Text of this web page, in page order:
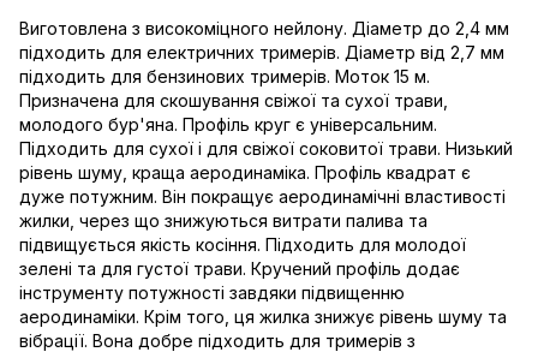
Виготовлена з високоміцного нейлону. Діаметр до 2,4 мм
підходить для електричних тримерів. Діаметр від 2,7 мм
підходить для бензинових тримерів. Моток 15 м.
Призначена для скошування свіжої та сухої трави,
молодого бур'яна. Профіль круг є універсальним.
Підходить для сухої і для свіжої соковитої трави. Низький
рівень шуму, краща аеродинаміка. Профіль квадрат є
дуже потужним. Він покращує аеродинамічні властивості
жилки, через що знижуються витрати палива та
підвищується якість косіння. Підходить для молодої
зелені та для густої трави. Кручений профіль додає
інструменту потужності завдяки підвищенню
аеродинаміки. Крім того, ця жилка знижує рівень шуму та
вібрації. Вона добре підходить для тримерів з